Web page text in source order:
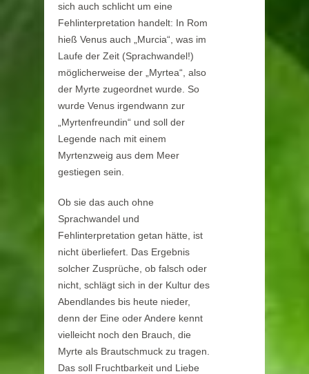
sich auch schlicht um eine
Fehlinterpretation handelt: In Rom
hieß Venus auch „Murcia“, was im
Laufe der Zeit (Sprachwandel!)
möglicherweise der „Myrtea“, also
der Myrte zugeordnet wurde. So
wurde Venus irgendwann zur
„Myrtenfreundin“ und soll der
Legende nach mit einem
Myrtenzweig aus dem Meer
gestiegen sein.
Ob sie das auch ohne
Sprachwandel und
Fehlinterpretation getan hätte, ist
nicht überliefert. Das Ergebnis
solcher Zusprüche, ob falsch oder
nicht, schlägt sich in der Kultur des
Abendlandes bis heute nieder,
denn der Eine oder Andere kennt
vielleicht noch den Brauch, die
Myrte als Brautschmuck zu tragen.
Das soll Fruchtbarkeit und Liebe